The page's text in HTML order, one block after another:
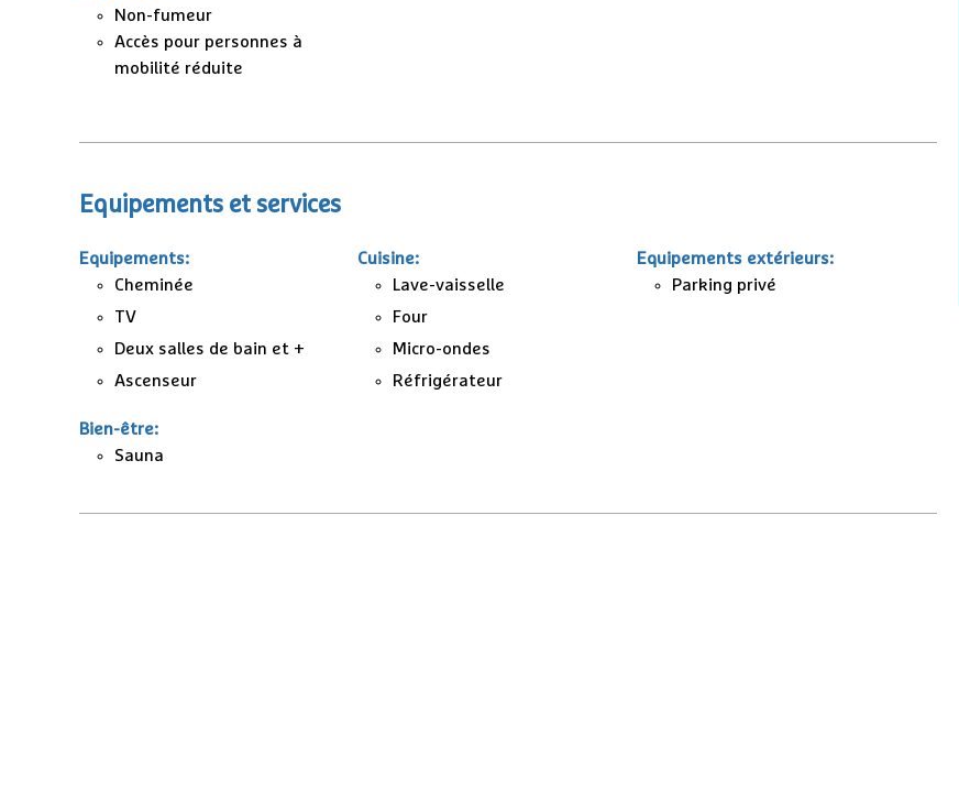
Non-fumeur
Accès pour personnes à
mobilité réduite
Equipements et services
Equipements:
Cheminée
TV
Deux salles de bain et +
Ascenseur
Cuisine:
Lave-vaisselle
Four
Micro-ondes
Réfrigérateur
Equipements extérieurs:
Parking privé
Bien-être:
Sauna